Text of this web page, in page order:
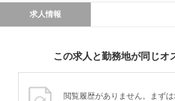
求人情報
この求人と勤務地が同じオ
閲覧履歴がありません。まず